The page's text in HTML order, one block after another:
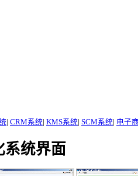
| CRM系统| KMS系统| SCM系统| 电子
系统界面